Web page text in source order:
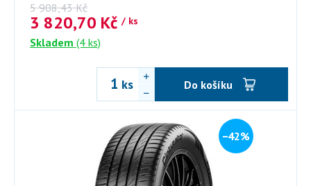
5 908,43 Kč
3 820,70 Kč / ks
Skladem (4 ks)
ks Do košíku
−42%